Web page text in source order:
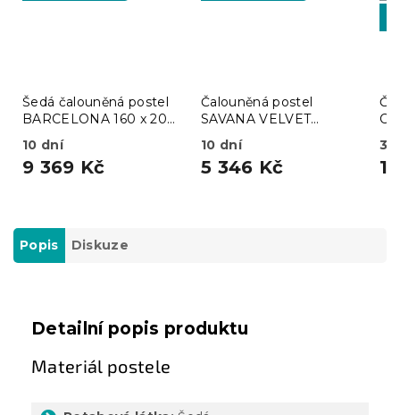
Šedá čalouněná postel
BARCELONA 160 x 200
10 dní
9 369 Kč
Čalouněná postel
SAVANA VELVET
120x200 cm béžová
10 dní
5 346 Kč
3
Popis Diskuze
Detailní popis produktu
Materiál postele